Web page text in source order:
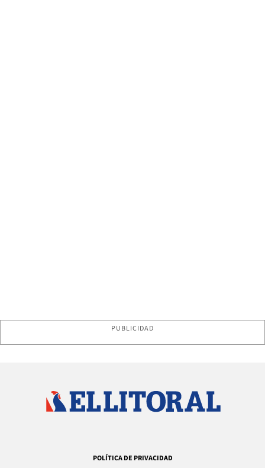
PUBLICIDAD
POLÍTICA DE PRIVACIDAD